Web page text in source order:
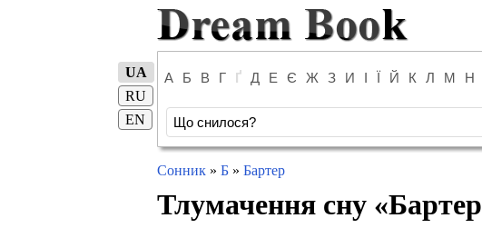
А Б В Г Ґ Д Е Є Ж З И І Ї Й К Л М Н
UA
RU
EN
Сонник» Б» Бартер
Тлумачення сну «Бартер